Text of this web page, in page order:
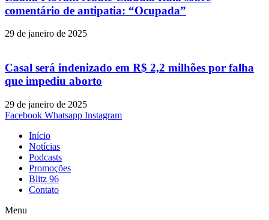
comentário de antipatia: “Ocupada”
29 de janeiro de 2025
Casal será indenizado em R$ 2,2 milhões por falha
que impediu aborto
29 de janeiro de 2025
Facebook Whatsapp Instagram
Início
Notícias
Podcasts
Promoções
Blitz 96
Contato
Menu